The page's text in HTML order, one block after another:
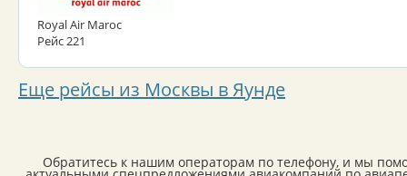
Royal Air Maroc
Рейс 221
Еще рейсы из Москвы в Яунде
Обратитесь к нашим операторам по телефону, и мы